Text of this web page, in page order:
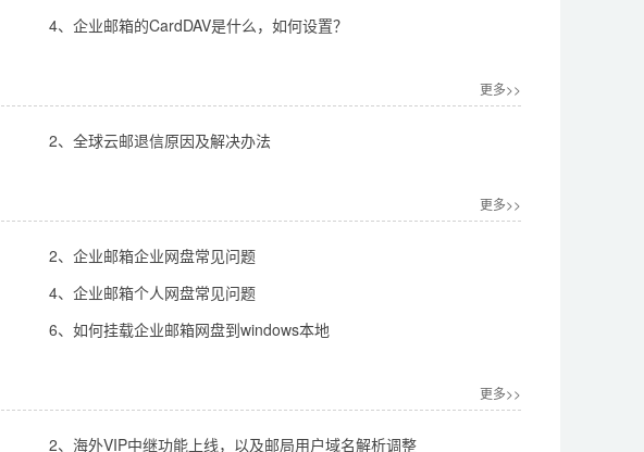
4、企业邮箱的CardDAV是什么，如何设置？
更多>>
2、全球云邮退信原因及解决办法
更多>>
2、企业邮箱企业网盘常见问题
4、企业邮箱个人网盘常见问题
6、如何挂载企业邮箱网盘到windows本地
更多>>
2、海外VIP中继功能上线，以及邮局用户域名解析调整